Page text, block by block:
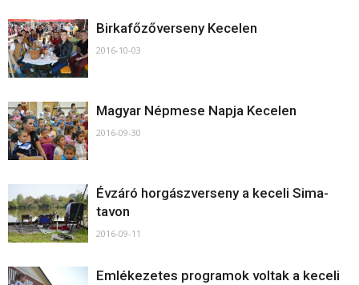
Birkafőzőverseny Kecelen
2016-10-03
Magyar Népmese Napja Kecelen
2016-09-30
Évzáró horgászverseny a keceli Sima-
tavon
2016-09-11
Emlékezetes programok voltak a keceli